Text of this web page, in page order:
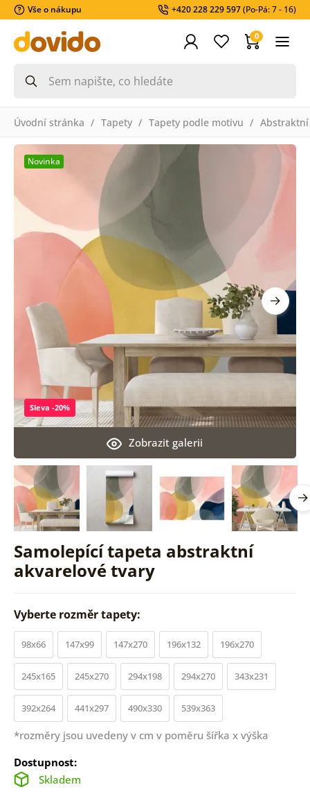
Vše o nákupu +420 228 229 597(Po-Pá: 7 - 16)
0
Úvodní stránka Tapety Tapety podle motivu
Samolepící tapeta abstraktní
akvarelové tvary
Zobrazit galerii
Sleva -20%
Novinka
Vyberte rozměr tapety:
98x66 147x99 147x270 196x132 196x270
245x165 245x270 294x198 294x270 343x231
392x264 441x297 490x330 539x363
*rozměry jsou uvedeny v cm v poměru šířka x výška
Dostupnost:
Skladem